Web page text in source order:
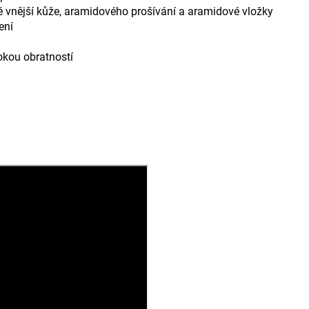
kůže, aramidového prošívání a aramidové vložky
obratností